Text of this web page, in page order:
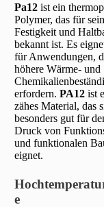
Pa12 ist ein
Polymer, das für
Festigkeit und
bekannt ist. Es
für Anwendungen,
höhere Wärme- und
erfordern. PA12 ist
zähes Material, das
besonders gut für
Druck von
und funktionalen
eignet.
e